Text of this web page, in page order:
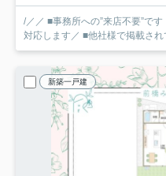
/／／ ■事務所への”来店不要”で
対応します／ ■他社様で掲載さ
新築一戸建